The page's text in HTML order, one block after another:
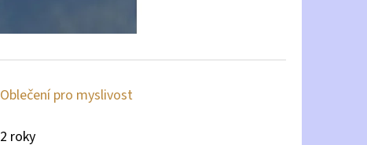
Oblečení pro myslivost
2 roky